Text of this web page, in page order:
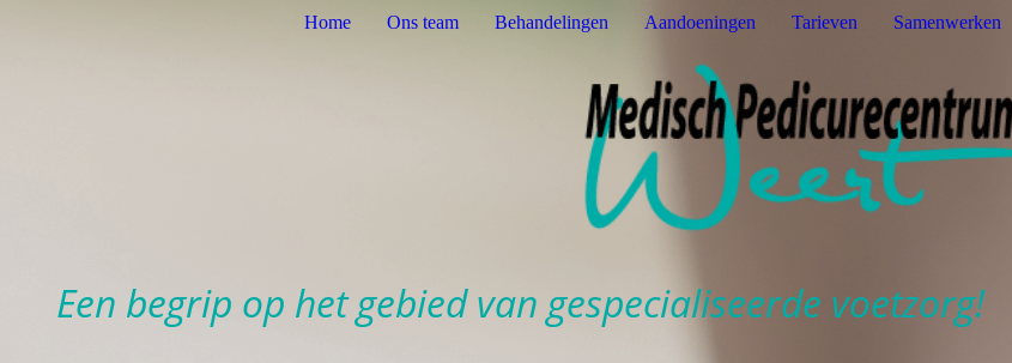
Home Ons team Behandelingen Aandoeningen Tarieven Samenwerken
Een begrip op het gebied van gespecialiseerde voetzorg!